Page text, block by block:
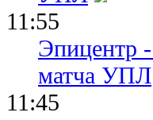
11:55
Эпицентр
матча УПЛ
11:45